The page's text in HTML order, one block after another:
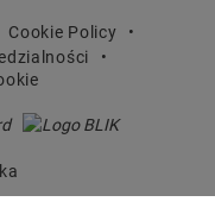
Cookie Policy